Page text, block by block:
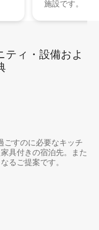
施設です。
テ⁠ィ⁠・設⁠備⁠およ
ごすのに必要なキッチ
具付きの宿泊先。また
るご提案です。